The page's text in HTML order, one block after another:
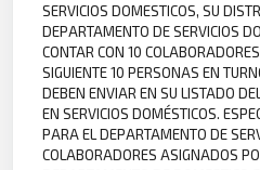
SERVICIOS DOMESTICOS, SU
DEPARTAMENTO DE SERVICIOS
CONTAR CON 10
SIGUIENTE 10 PERSONAS EN
DEBEN ENVIAR EN SU LISTADO
EN SERVICIOS DOMÉSTICOS.
PARA EL DEPARTAMENTO DE
COLABORADORES ASIGNADOS